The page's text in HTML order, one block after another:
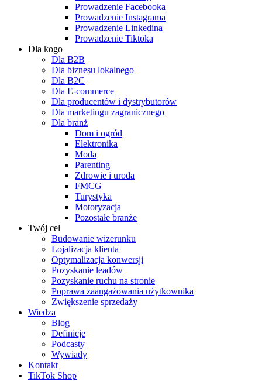
Prowadzenie Facebooka
Prowadzenie Instagrama
Prowadzenie Linkedina
Prowadzenie Tiktoka
Dla kogo
Dla B2B
Dla biznesu lokalnego
Dla B2C
Dla E-commerce
Dla producentów i dystrybutorów
Dla marketingu zagranicznego
Dla branż
Dom i ogród
Elektronika
Moda
Parenting
Zdrowie i uroda
FMCG
Turystyka
Motoryzacja
Pozostałe branże
Twój cel
Budowanie wizerunku
Lojalizacja klienta
Optymalizacja konwersji
Pozyskanie leadów
Pozyskanie ruchu na stronie
Poprawa zaangażowania użytkownika
Zwiększenie sprzedaży
Wiedza
Blog
Definicje
Podcasty
Wywiady
Kontakt
TikTok Shop